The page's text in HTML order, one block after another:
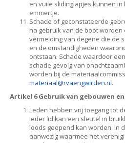
en vuile slidinglapjes kunnen
emmertje.
Schade of geconstateerde
na gebruik van de boot worden
vermelding van degene die de
en de omstandigheden
ontstaan. Schade waardoor
schade gevolg van
worden bij de
laairetam@rvaengwirden.nl.
Artikel 6 Gebruik van gebouwen
Leden hebben vrij toegang tot
Ieder lid kan een sleutel in
loods geopend kan worden. In
aanwezig waarmee het